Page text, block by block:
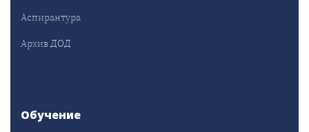
Аспирантура
Архив ДОД
Обучение